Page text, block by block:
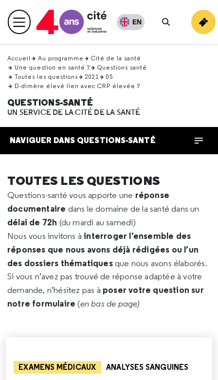
en
haut Menu principal EN
Rechercher
Accueil Au programme
Cité de la santé
Une question en santé ?
Questions santé
Toutes les questions
2021
05
D-dimère élevé lien avec CRP élevée ?
QUESTIONS-SANTÉ
UN SERVICE DE LA CITÉ DE LA SANTÉ
NAVIGUER DANS QUESTIONS-SANTÉ
TOUTES LES QUESTIONS
Questions-santé vous apporte une réponse
documentaire dans le domaine de la santé dans un
délai de 72h (du mardi au samedi)
Nous vous invitons àinterroger l’ensemble des
réponses que nous avons déjà rédigées ou l’un
des dossiers thématiques que nous avons élaborés.
Si vous n’avez pas trouvé de réponse adaptée à votre
demande, n’hésitez pas à poser votre question sur
notre formulaire (en bas de page)
EXAMENS MÉDICAUX ANALYSES SANGUINES